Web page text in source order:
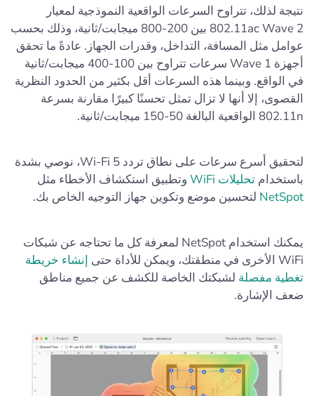
نتيجة لذلك، تتراوح السرعات الواقعية النموذجية لمعيار
802.11ac Wave 2 بين 200-800 ميجابت/ثانية، وذلك بحسب
عوامل مثل المسافة، التداخل، وقدرات الجهاز. عادةً ما تحقق
أجهزة Wave 1 سرعات تتراوح بين 100-400 ميجابت/ثانية
في الواقع. وبينما هذه السرعات أقل بكثير من الحدود النظرية
القصوى، إلا أنها لا تزال تمثل تحسنًا كبيرًا مقارنة بسرعة
802.11n الواقعية البالغة 50-150 ميجابت/ثانية.
لتحقيق أسرع سرعات على نطاق تردد Wi-Fi 5، نوصي بشدة
باستخدام تحليلات WiFi
وتطبيق استكشاف الأخطاء مثل
NetSpot لتحسين موضع وتكوين جهاز التوجيه الخاص بك.
يمكنك استخدام NetSpot لمعرفة كل ما تحتاجه عن شبكات
WiFi الأخرى في منطقتك، ويمكن للأداة حتى
إنشاء خريطة
تغطية مفصلة لشبكتك الخاصة للكشف عن جميع مناطق
ضعف الإشارة.